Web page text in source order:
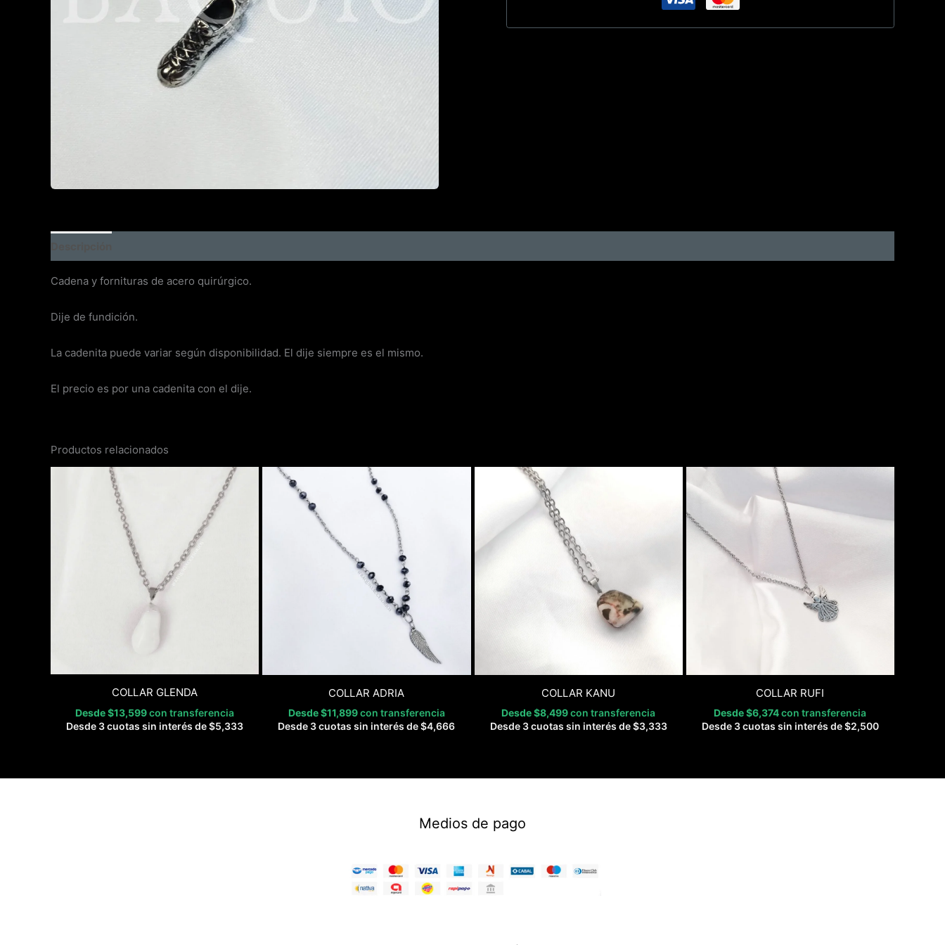
Cadena y fornituras de acero quirúrgico.
Dije de fundición.
La cadenita puede variar según disponibilidad. El dije siempre es el mismo.
El precio es por una cadenita con el dije.
Productos relacionados
COLLAR GLENDA
Desde$13,599con transferencia
Desde 3 cuotas sin interés de$5,333
COLLAR ADRIA
Desde$11,899con transferencia
Desde 3 cuotas sin interés de$4,666
COLLAR KANU
Desde$8,499con transferencia
Desde 3 cuotas sin interés de$3,333
COLLAR RUFI
Desde$6,374con transferencia
Desde 3 cuotas sin interés de$2,500
Medios de pago